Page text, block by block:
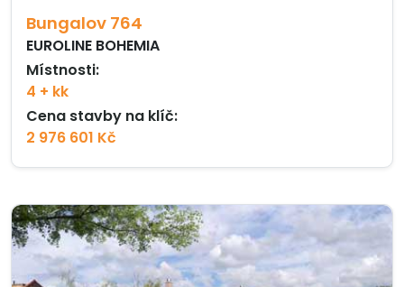
Bungalov 764
EUROLINE BOHEMIA
Místnosti:
4 + kk
Cena stavby na klíč:
2 976 601 Kč